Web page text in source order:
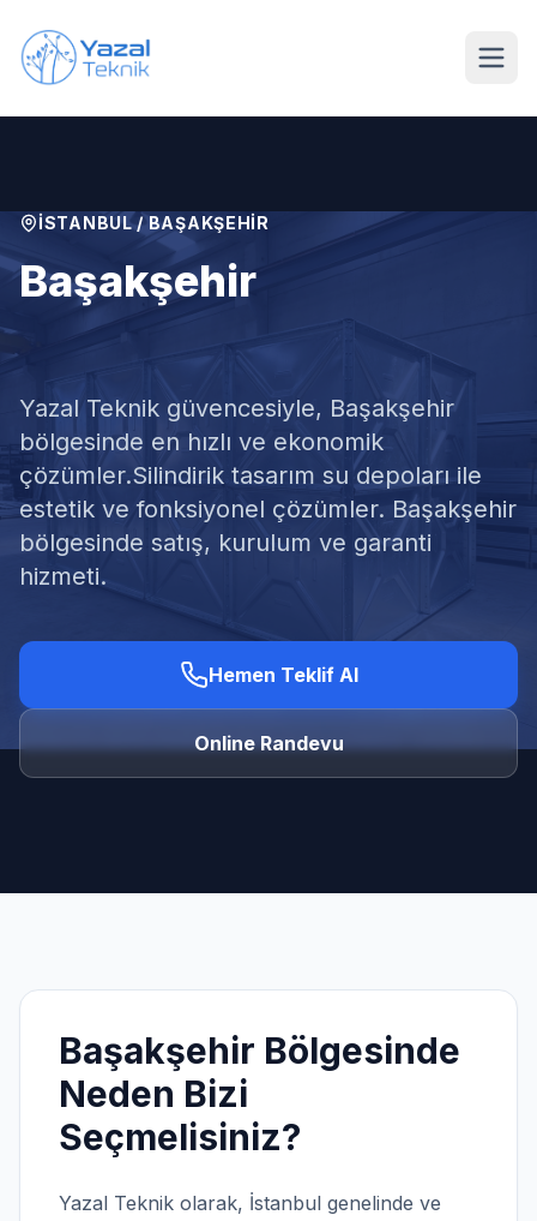
Ücretsiz Keşif Al
İSTANBUL/ BAŞAKŞEHIR
Başakşehir
Silindirik Su Deposu
Yazal Teknik güvencesiyle, Başakşehir
bölgesinde en hızlı ve ekonomik
çözümler.Silindirik tasarım su depoları ile
estetik ve fonksiyonel çözümler. Başakşehir
bölgesinde satış, kurulum ve garanti
hizmeti.
Hemen Teklif Al
Online Randevu
Başakşehir Bölgesinde
Neden Bizi
Seçmelisiniz?
Yazal Teknik olarak, İstanbul genelinde ve